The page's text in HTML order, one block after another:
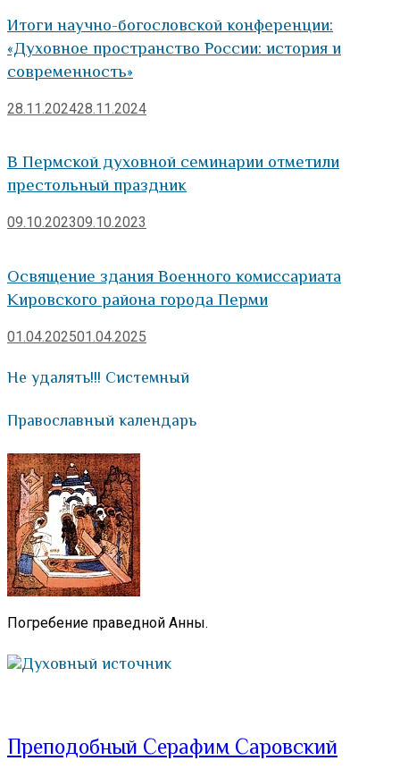
Итоги научно-богословской конференции:
«Духовное пространство России: история и
современность»
28.11.202428.11.2024
В Пермской духовной семинарии отметили
престольный праздник
09.10.202309.10.2023
Освящение здания Военного комиссариата
Кировского района города Перми
01.04.202501.04.2025
Не удалять!!! Системный
Православный календарь
Погребение праведной Анны.
Духовный источник
Преподобный Серафим Саровский